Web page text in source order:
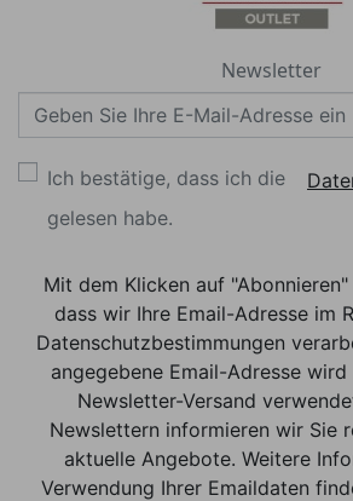
Newsletter
Ich bestätige, dass ich die
gelesen habe.
Mit dem Klicken auf
dass wir Ihre Email-Adresse im
Datenschutzbestimmungen
angegebene Email-Adresse
Newsletter-Versand
Newslettern informieren wir Sie
aktuelle Angebote. Weitere
Verwendung Ihrer Emaildaten